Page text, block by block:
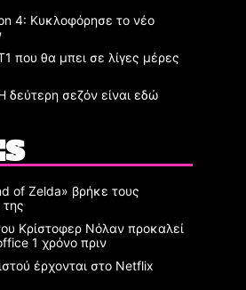
4: Κυκλοφόρησε το νέο
που θα μπει σε λίγες μέρες
δεύτερη σεζόν είναι εδώ
of Zelda» βρήκε τους
Κρίστοφερ Νόλαν προκαλεί
1 χρόνο πριν
έρχονται στο Netflix